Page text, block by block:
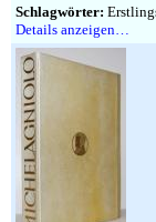
Schlagwörter:
Details anzeigen…